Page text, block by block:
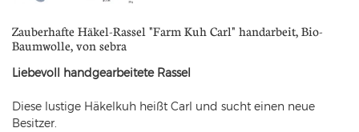
Zauberhafte Häkel-Rassel "Farm Kuh Carl" handarbeit, Bio-
Baumwolle, von sebra
Liebevoll handgearbeitete Rassel
Diese lustige Häkelkuh heißt Carl und sucht einen neue
Besitzer.